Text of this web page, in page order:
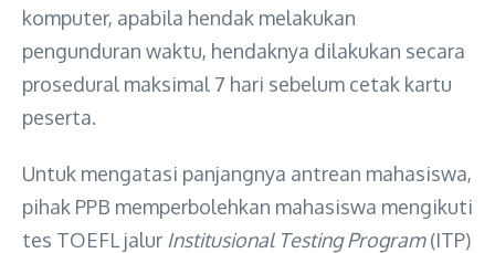
komputer, apabila hendak melakukan
pengunduran waktu, hendaknya dilakukan secara
prosedural maksimal 7 hari sebelum cetak kartu
peserta.
Untuk mengatasi panjangnya antrean mahasiswa,
pihak PPB memperbolehkan mahasiswa mengikuti
tes TOEFL jalur Institusional Testing Program(ITP)